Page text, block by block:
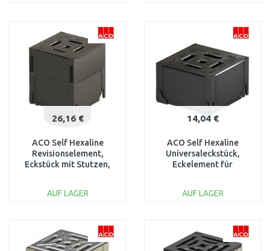
Vergleichen Vergleichen
26,16 €
ACO Self Hexaline
Revisionselement,
Eckstück mit Stutzen,
AUF LAGER
Vergleichen
14,04 €
ACO Self Hexaline
Universaleckstück,
Eckelement für
AUF LAGER
Vergleichen